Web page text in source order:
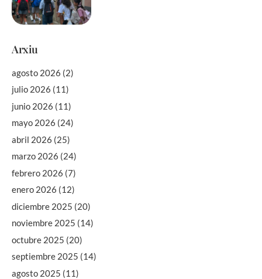
Arxiu
agosto 2026 (2)
julio 2026 (11)
junio 2026 (11)
mayo 2026 (24)
abril 2026 (25)
marzo 2026 (24)
febrero 2026 (7)
enero 2026 (12)
diciembre 2025 (20)
noviembre 2025 (14)
octubre 2025 (20)
septiembre 2025 (14)
agosto 2025 (11)